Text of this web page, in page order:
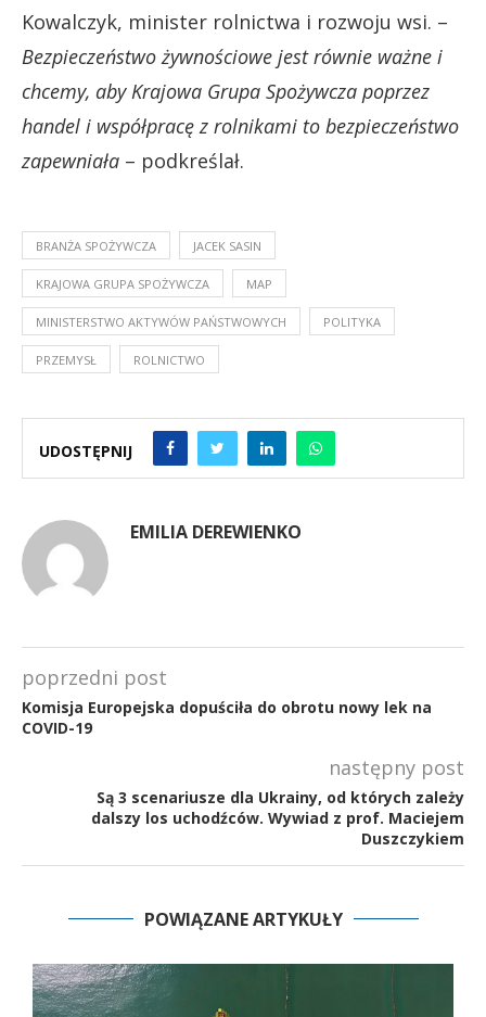
Kowalczyk, minister rolnictwa i rozwoju wsi. –
Bezpieczeństwo żywnościowe jest równie ważne i
chcemy, aby Krajowa Grupa Spożywcza poprzez
handel i współpracę z rolnikami to bezpieczeństwo
zapewniała – podkreślał.
BRANŻA SPOŻYWCZA JACEK SASIN
KRAJOWA GRUPA SPOŻYWCZA MAP
MINISTERSTWO AKTYWÓW PAŃSTWOWYCH POLITYKA
PRZEMYSŁ ROLNICTWO
UDOSTĘPNIJ
EMILIA DEREWIENKO
poprzedni post
Komisja Europejska dopuściła do obrotu nowy lek na
COVID-19
następny post
Są 3 scenariusze dla Ukrainy, od których zależy
dalszy los uchodźców. Wywiad z prof. Maciejem
Duszczykiem
POWIĄZANE ARTYKUŁY